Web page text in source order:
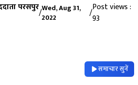
परसपुर/Wed, Aug 31,
2022
/Post views :
93
समाचार सुनें